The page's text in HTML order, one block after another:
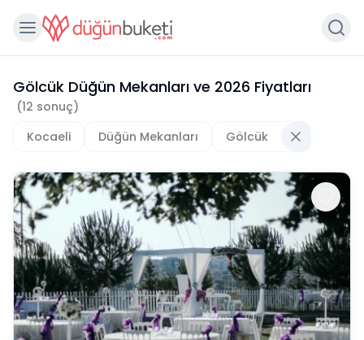
Gölcük Düğün Mekanları ve 2026 Fiyatları
(12 sonuç)
Kocaeli
Düğün Mekanları Gölcük